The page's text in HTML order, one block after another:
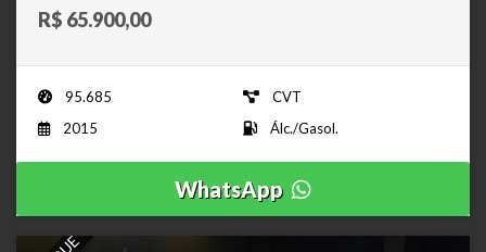
R$ 65.900,00
95.685
CVT
2015
Álc./Gasol.
WhatsApp